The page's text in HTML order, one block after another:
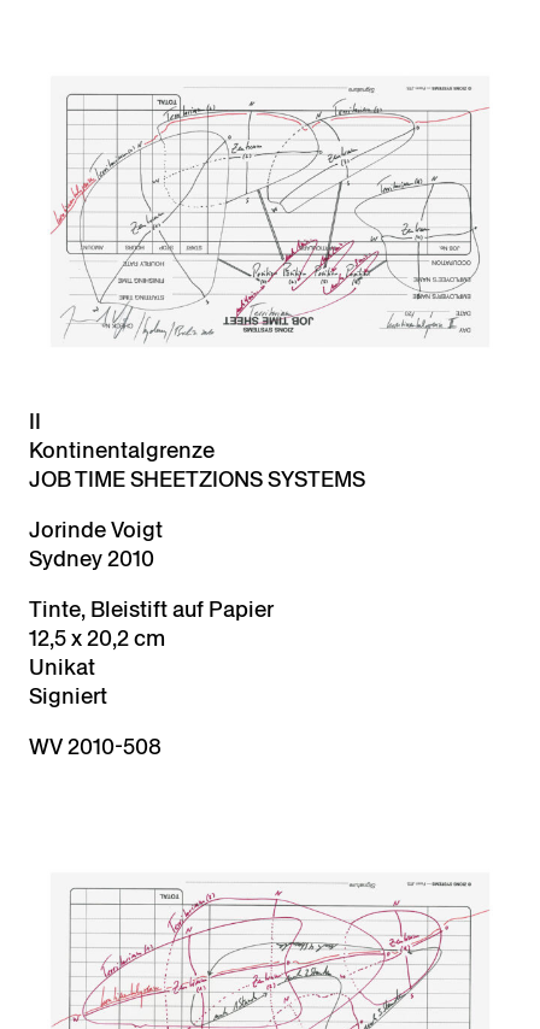
II
Kontinentalgrenze
JOB TIME SHEETZIONS SYSTEMS
Jorinde Voigt
Sydney 2010
Tinte, Bleistift auf Papier
12,5 x 20,2 cm
Unikat
Signiert
WV 2010-508